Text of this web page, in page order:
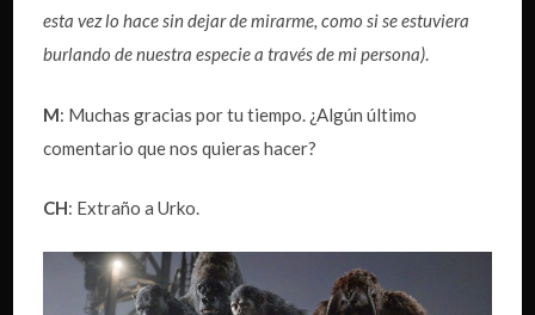
esta vez lo hace sin dejar de mirarme, como si se estuviera
burlando de nuestra especie a través de mi persona).
M: Muchas gracias por tu tiempo. ¿Algún último
comentario que nos quieras hacer?
CH: Extraño a Urko.